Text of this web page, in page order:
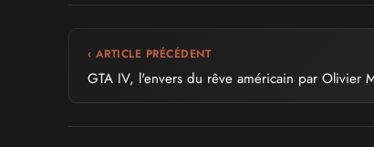
‹ ARTICLE PRÉCÉDENT
GTA IV, l'envers du rêve américain par Olivier